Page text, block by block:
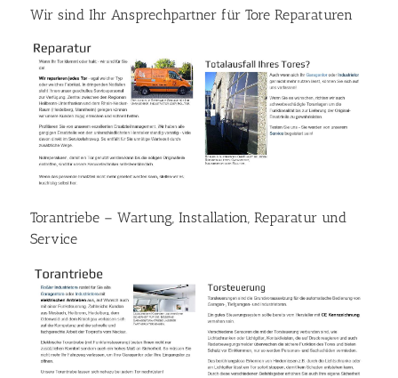
Wir sind Ihr Ansprechpartner für Tore Reparaturen
Torantriebe – Wartung, Installation, Reparatur und
Service